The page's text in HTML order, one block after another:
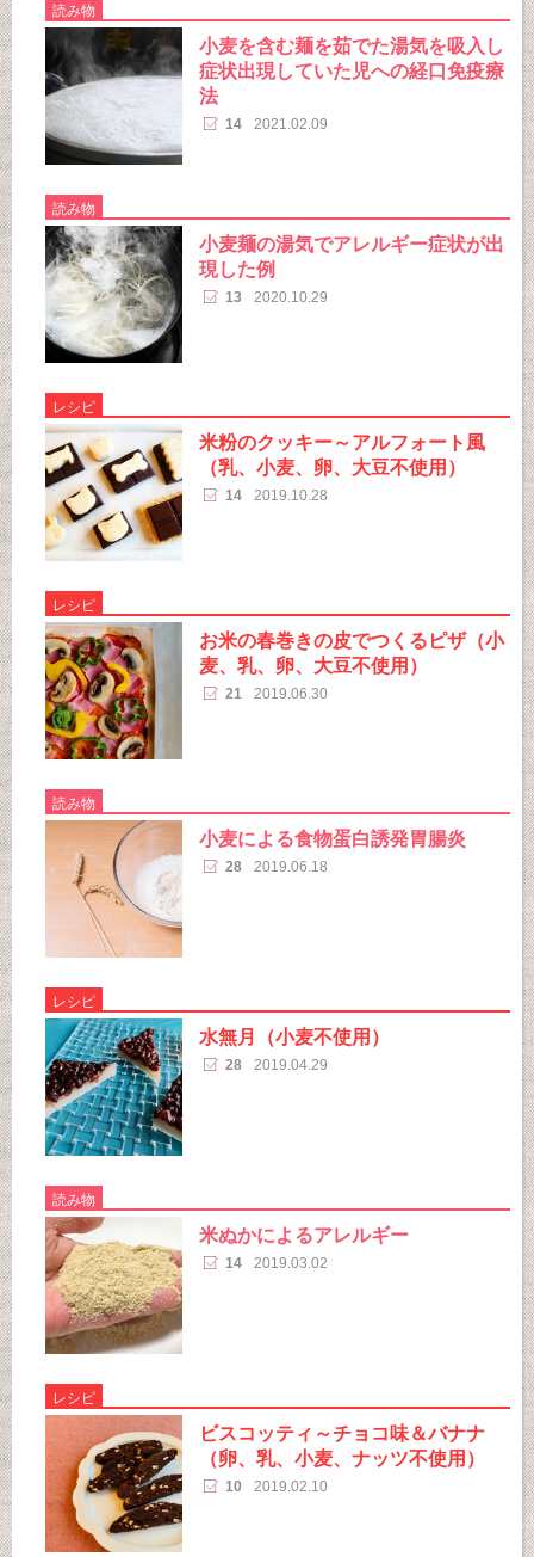
読み物
小麦を含む麺を茹でた湯気を吸入し
症状出現していた児への経口免疫療
法
14 2021.02.09
読み物
小麦麺の湯気でアレルギー症状が出
現した例
13 2020.10.29
レシピ
米粉のクッキー～アルフォート風
（乳、小麦、卵、大豆不使用）
14 2019.10.28
レシピ
お米の春巻きの皮でつくるピザ（小
麦、乳、卵、大豆不使用）
21 2019.06.30
読み物
小麦による食物蛋白誘発胃腸炎
28 2019.06.18
レシピ
水無月（小麦不使用）
28 2019.04.29
読み物
米ぬかによるアレルギー
14 2019.03.02
レシピ
ビスコッティ～チョコ味＆バナナ
（卵、乳、小麦、ナッツ不使用）
10 2019.02.10